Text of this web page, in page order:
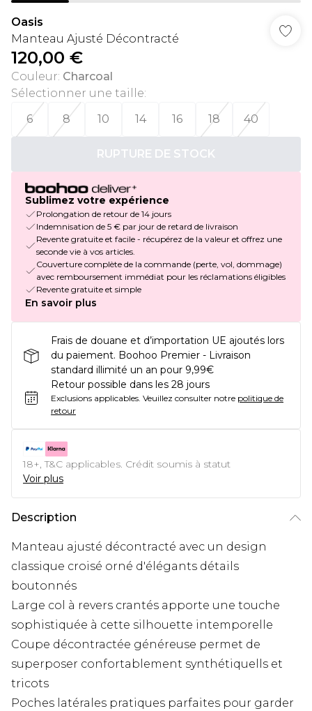
Oasis
Manteau Ajusté Décontracté
120,00 €
Couleur: Charcoal
Sélectionner une taille:
6
8 10 14 16 18 40
RUPTURE DE STOCK
Sublimez votre expérience
Prolongation de retour de 14 jours
Indemnisation de 5 € par jour de retard de livraison
Revente gratuite et facile - récupérez de la valeur et offrez une
seconde vie à vos articles.
Couverture complète de la commande (perte, vol, dommage)
avec remboursement immédiat pour les réclamations éligibles
Revente gratuite et simple
En savoir plus
Frais de douane et d’importation UE ajoutés lors
du paiement. Boohoo Premier - Livraison
standard illimité un an pour 9,99€
Retour possible dans les 28 jours
Exclusions applicables. Veuillez consulter notre politique de
retour
18+, T&C applicables. Crédit soumis à statut
Voir plus
Description
Manteau ajusté décontracté avec un design
classique croisé orné d'élégants détails
boutonnés
Large col à revers crantés apporte une touche
sophistiquée à cette silhouette intemporelle
Coupe décontractée généreuse permet de
superposer confortablement synthétiquells et
tricots
Poches latérales pratiques parfaites pour garder